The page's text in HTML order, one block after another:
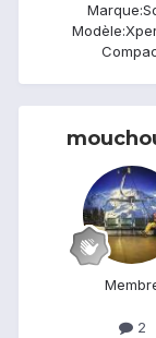
Marque:
Modèle:
2